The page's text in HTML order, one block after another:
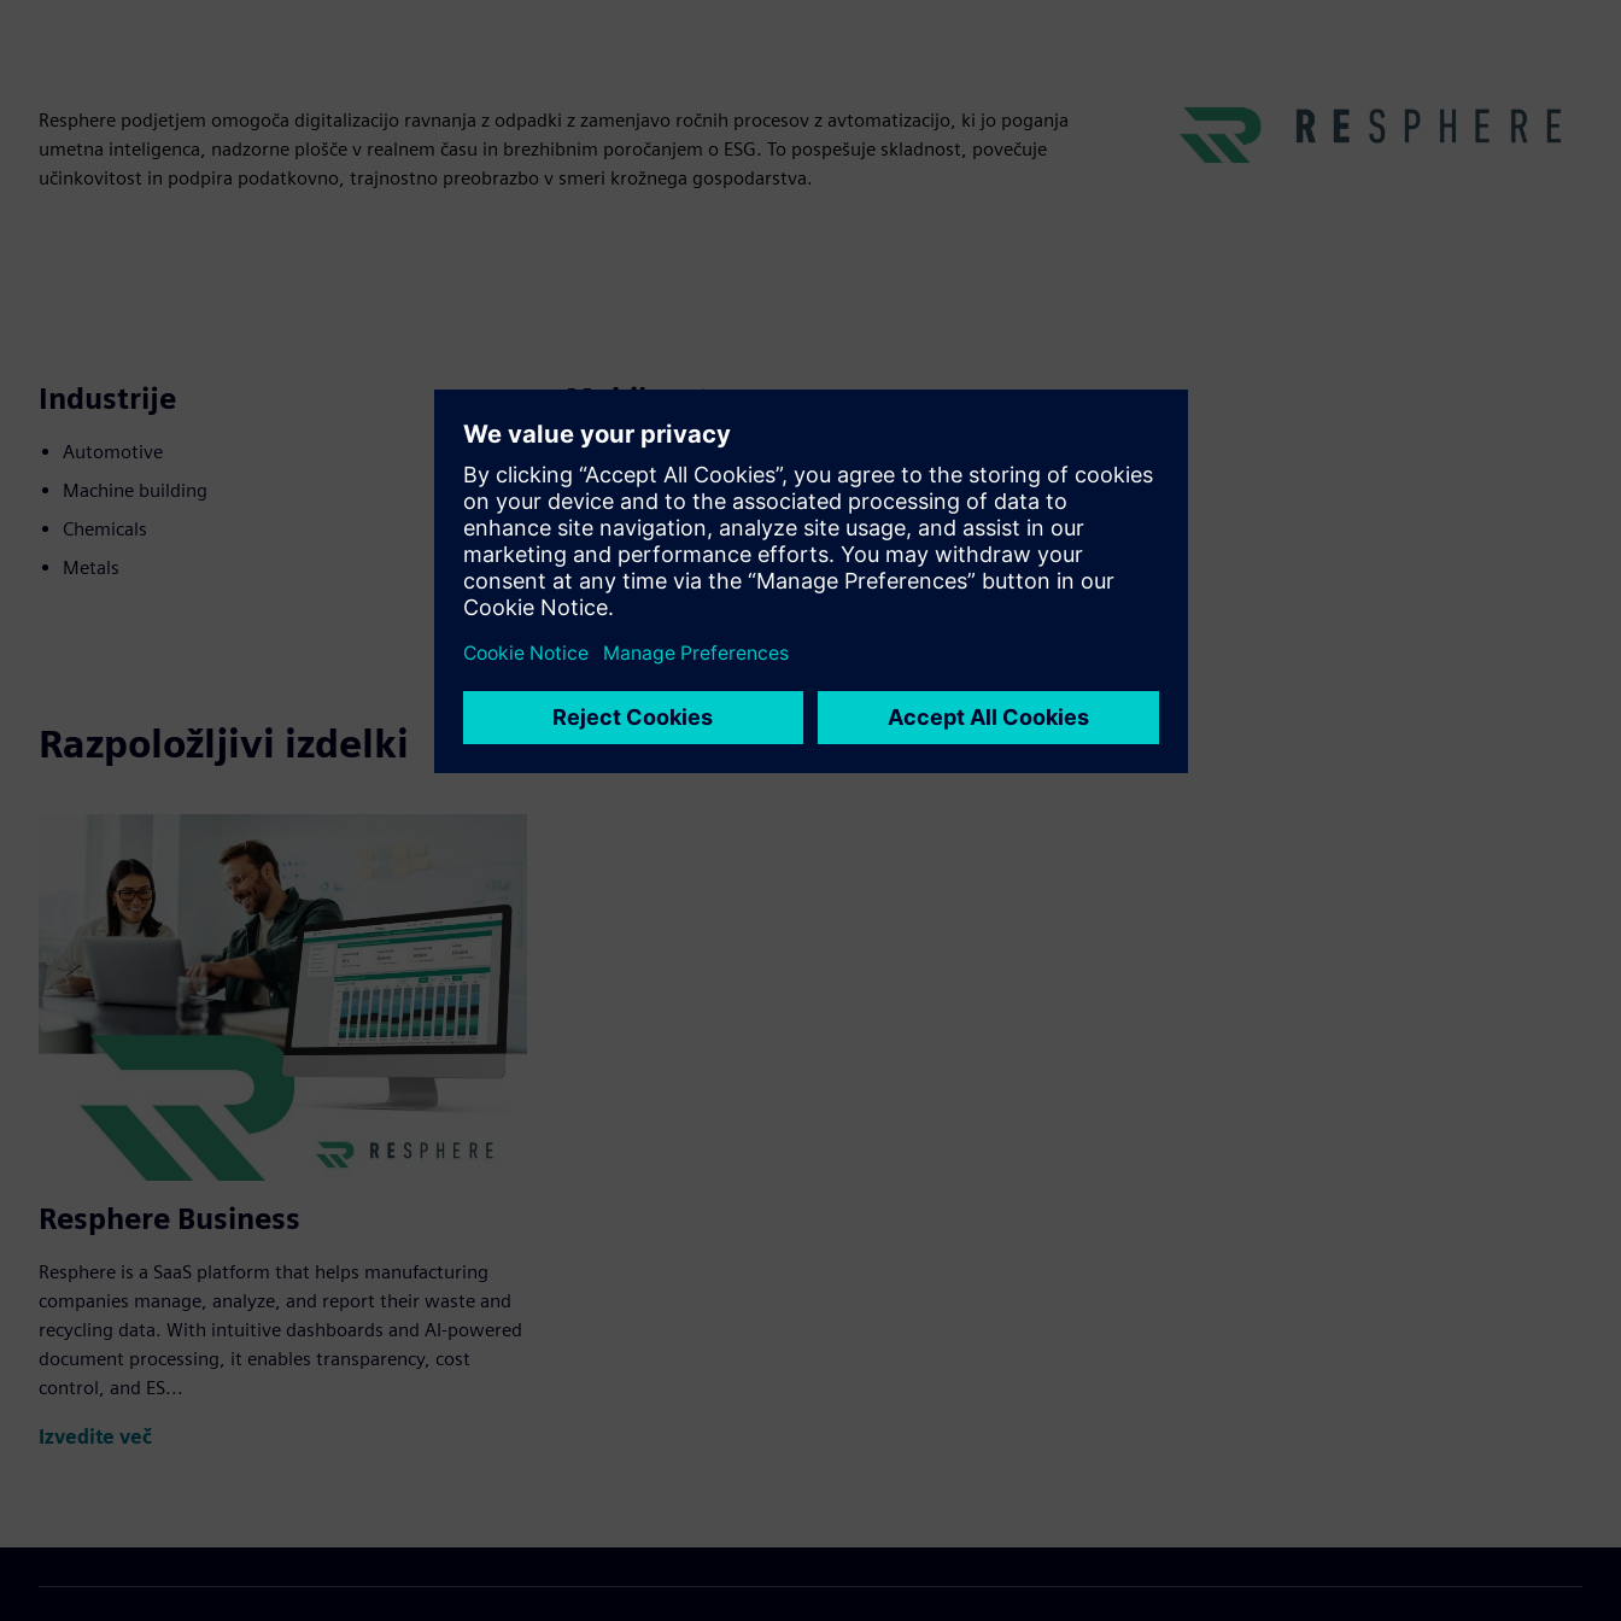
Resphere podjetjem omogoča digitalizacijo ravnanja z odpadki z zamenjavo ročnih procesov z avtomatizacijo, ki jo poganja
umetna inteligenca, nadzorne plošče v realnem času in brezhibnim poročanjem o ESG. To pospešuje skladnost, povečuje
učinkovitost in podpira podatkovno, trajnostno preobrazbo v smeri krožnega gospodarstva.
Industrije
Automotive
Machine building
Chemicals
Metals
Mobilnost
Build
Razširi ali gradi na izdelku/rešitvi s programom Siemens
Xcelerator z ustvarjanjem novega izdelka ali ustvarjanja
nove rešitve za stranke z integracijo izdelka Siemens
Xcelerator in lastnega izdelka
Razpoložljivi izdelki
Resphere Business
Resphere is a SaaS platform that helps manufacturing
companies manage, analyze, and report their waste and
recycling data. With intuitive dashboards and AI-powered
document processing, it enables transparency, cost
control, and ES...
Izvedite več